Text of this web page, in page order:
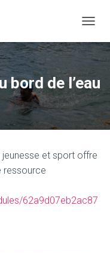
É
P
I
E
R
V
T
bord de l’eau
jeunesse et sport offre
ressource
62a9d07eb2ac87